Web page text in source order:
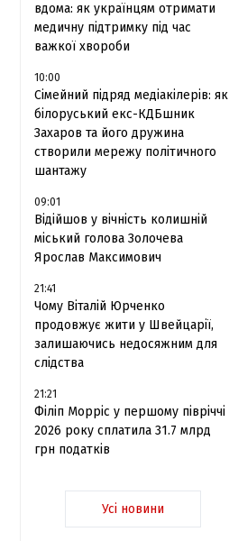
вдома: як українцям отримати
медичну підтримку під час
важкої хвороби
10:00
Сімейний підряд медіакілерів: як
білоруський екс-КДБшник
Захаров та його дружина
створили мережу політичного
шантажу
09:01
Відійшов у вічність колишній
міський голова Золочева
Ярослав Максимович
21:41
Чому Віталій Юрченко
продовжує жити у Швейцарії,
залишаючись недосяжним для
слідства
21:21
Філіп Морріс у першому півріччі
2026 року сплатила 31.7 млрд
грн податків
Усі новини